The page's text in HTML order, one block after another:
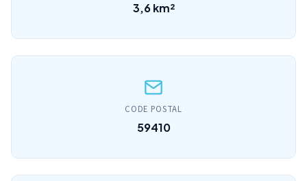
3,6 km²
CODE POSTAL
59410